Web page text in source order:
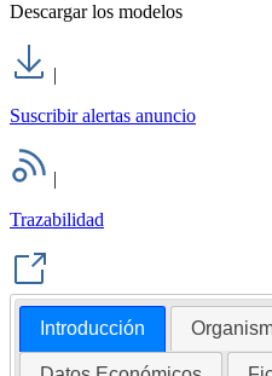
Descargar los modelos
|
Suscribir alertas anuncio
|
Trazabilidad
Introducción